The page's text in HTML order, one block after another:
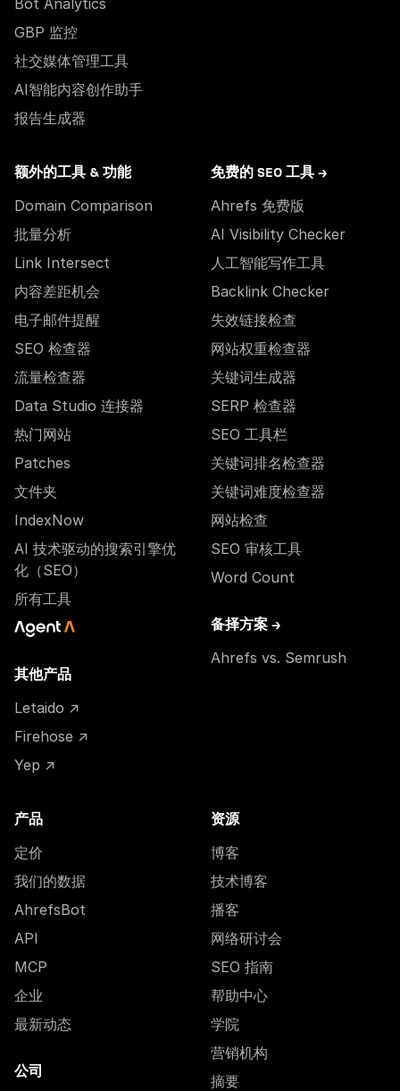
Bot Analytics
GBP 监控
社交媒体管理工具
AI智能内容创作助手
报告生成器
额外的工具 & 功能
Domain Comparison
批量分析
Link Intersect
内容差距机会
电子邮件提醒
SEO 检查器
流量检查器
Data Studio 连接器
热门网站
Patches
文件夹
IndexNow
AI 技术驱动的搜索引擎优
化（SEO）
所有工具
其他产品
Letaido ↗
Firehose ↗
Yep ↗
免费的 SEO 工具 →
Ahrefs 免费版
AI Visibility Checker
人工智能写作工具
Backlink Checker
失效链接检查
网站权重检查器
关键词生成器
SERP 检查器
SEO 工具栏
关键词排名检查器
关键词难度检查器
网站检查
SEO 审核工具
Word Count
备择方案 →
Ahrefs vs. Semrush
产品
定价
我们的数据
AhrefsBot
API
MCP
企业
最新动态
公司
资源
博客
技术博客
播客
网络研讨会
SEO 指南
帮助中心
学院
营销机构
摘要